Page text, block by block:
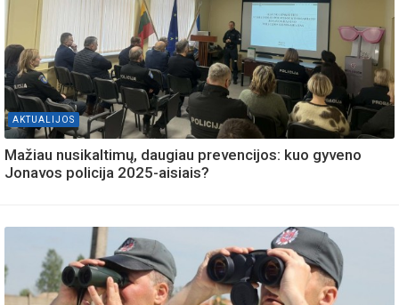
AKTUALIJOS
Mažiau nusikaltimų, daugiau prevencijos: kuo gyveno
Jonavos policija 2025-aisiais?